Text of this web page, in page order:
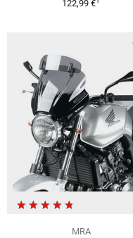
122,99 €
MRA